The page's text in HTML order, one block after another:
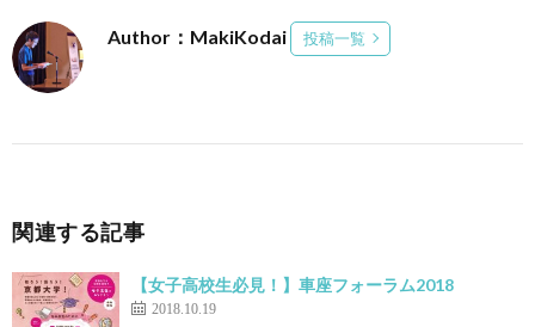
Author：MakiKodai 投稿一覧
関連する記事
【女子高校生必見！】車座フォーラム2018
2018.10.19